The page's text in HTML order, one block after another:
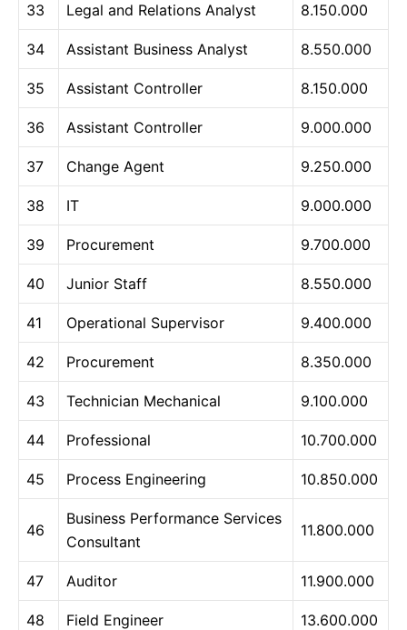
33 Legal and Relations Analyst 8.150.000
34 Assistant Business Analyst 8.550.000
35 Assistant Controller 8.150.000
36 Assistant Controller 9.000.000
37 Change Agent 9.250.000
38 IT 9.000.000
39 Procurement 9.700.000
40 Junior Staff 8.550.000
41 Operational Supervisor 9.400.000
42 Procurement 8.350.000
43 Technician Mechanical 9.100.000
44 Professional 10.700.000
45 Process Engineering 10.850.000
46
Business Performance Services
Consultant
11.800.000
47 Auditor 11.900.000
48 Field Engineer 13.600.000